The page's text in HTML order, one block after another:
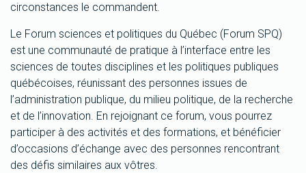
circonstances le commandent.
Le Forum sciences et politiques du Québec (Forum SPQ)
est une communauté de pratique à l’interface entre les
sciences de toutes disciplines et les politiques publiques
québécoises, réunissant des personnes issues de
l’administration publique, du milieu politique, de la recherche
et de l’innovation. En rejoignant ce forum, vous pourrez
participer à des activités et des formations, et bénéficier
d’occasions d’échange avec des personnes rencontrant
des défis similaires aux vôtres.